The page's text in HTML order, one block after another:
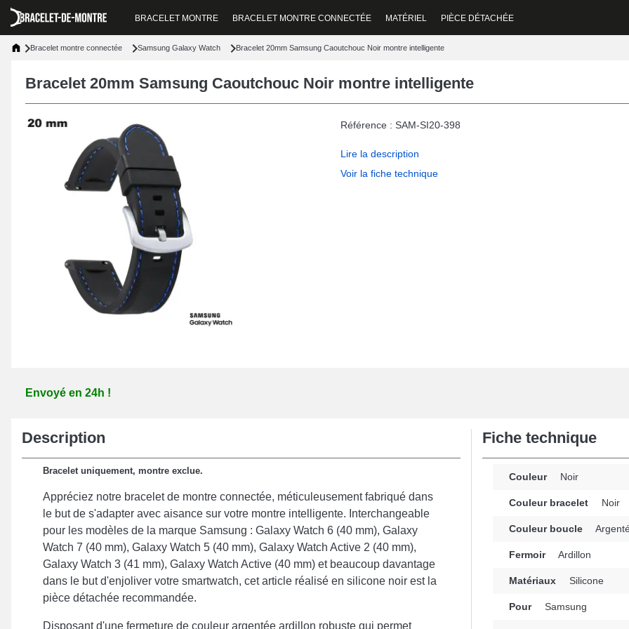
BRACELET MONTRE BRACELET MONTRE CONNECTÉE MATÉRIEL PIÈCE DÉTACHÉE
Bracelet montre connectée Samsung Galaxy Watch Bracelet 20mm Samsung Caoutchouc Noir montre intelligente
Bracelet 20mm Samsung Caoutchouc Noir montre intelligente
Référence : SAM-SI20-398
Lire la description
Voir la fiche technique
Envoyé en 24h !
Description
Bracelet uniquement, montre exclue.
Appréciez notre bracelet de montre connectée, méticuleusement fabriqué dans
le but de s'adapter avec aisance sur votre montre intelligente. Interchangeable
pour les modèles de la marque Samsung : Galaxy Watch 6 (40 mm), Galaxy
Watch 7 (40 mm), Galaxy Watch 5 (40 mm), Galaxy Watch Active 2 (40 mm),
Galaxy Watch 3 (41 mm), Galaxy Watch Active (40 mm) et beaucoup davantage
dans le but d'enjoliver votre smartwatch, cet article réalisé en silicone noir est la
pièce détachée recommandée.
Disposant d'une fermeture de couleur argentée ardillon robuste qui permet
Fiche technique
Couleur Noir
Couleur bracelet Noir
Couleur boucle
Fermoir Ardillon
Matériaux Silicone
Pour Samsung